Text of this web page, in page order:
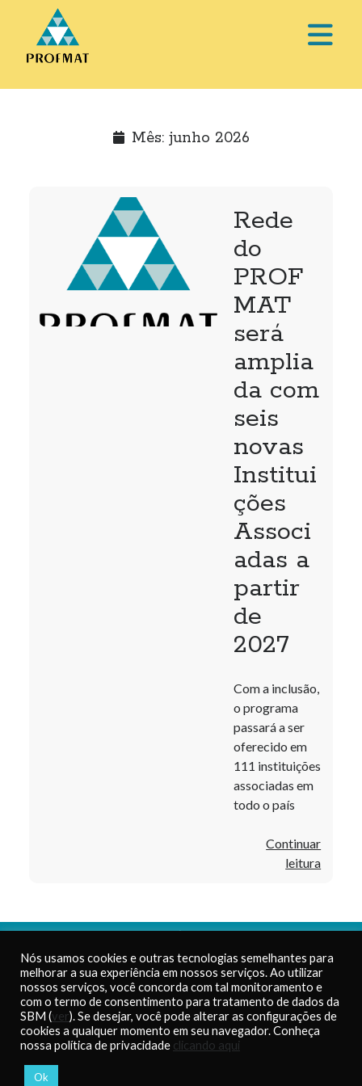
Mês: junho 2026
Rede
do
PROF
MAT
será
amplia
da com
seis
novas
Institui
ções
Associ
adas a
partir
de
2027
Com a inclusão,
o programa
passará a ser
oferecido em
111 instituições
associadas em
todo o país
Continuar
leituraRede
será
com
seis
novas
Brasileira de Matemática
CNPJ: 42.180.794/0001-62
Inscrição Estadual:
86.125.366
Telefone:(21) 2391-8072
E-mail:
Acessos a essa página:
3360
Nós usamos cookies e outras tecnologias semelhantes para
melhorar a sua experiência em nossos serviços. Ao utilizar
nossos serviços, você concorda com tal monitoramento e
com o termo de consentimento para tratamento de dados da
SBM (ver). Se desejar, você pode alterar as configurações de
cookies a qualquer momento em seu navegador. Conheça
nossa política de privacidade clicando aqui
Ok